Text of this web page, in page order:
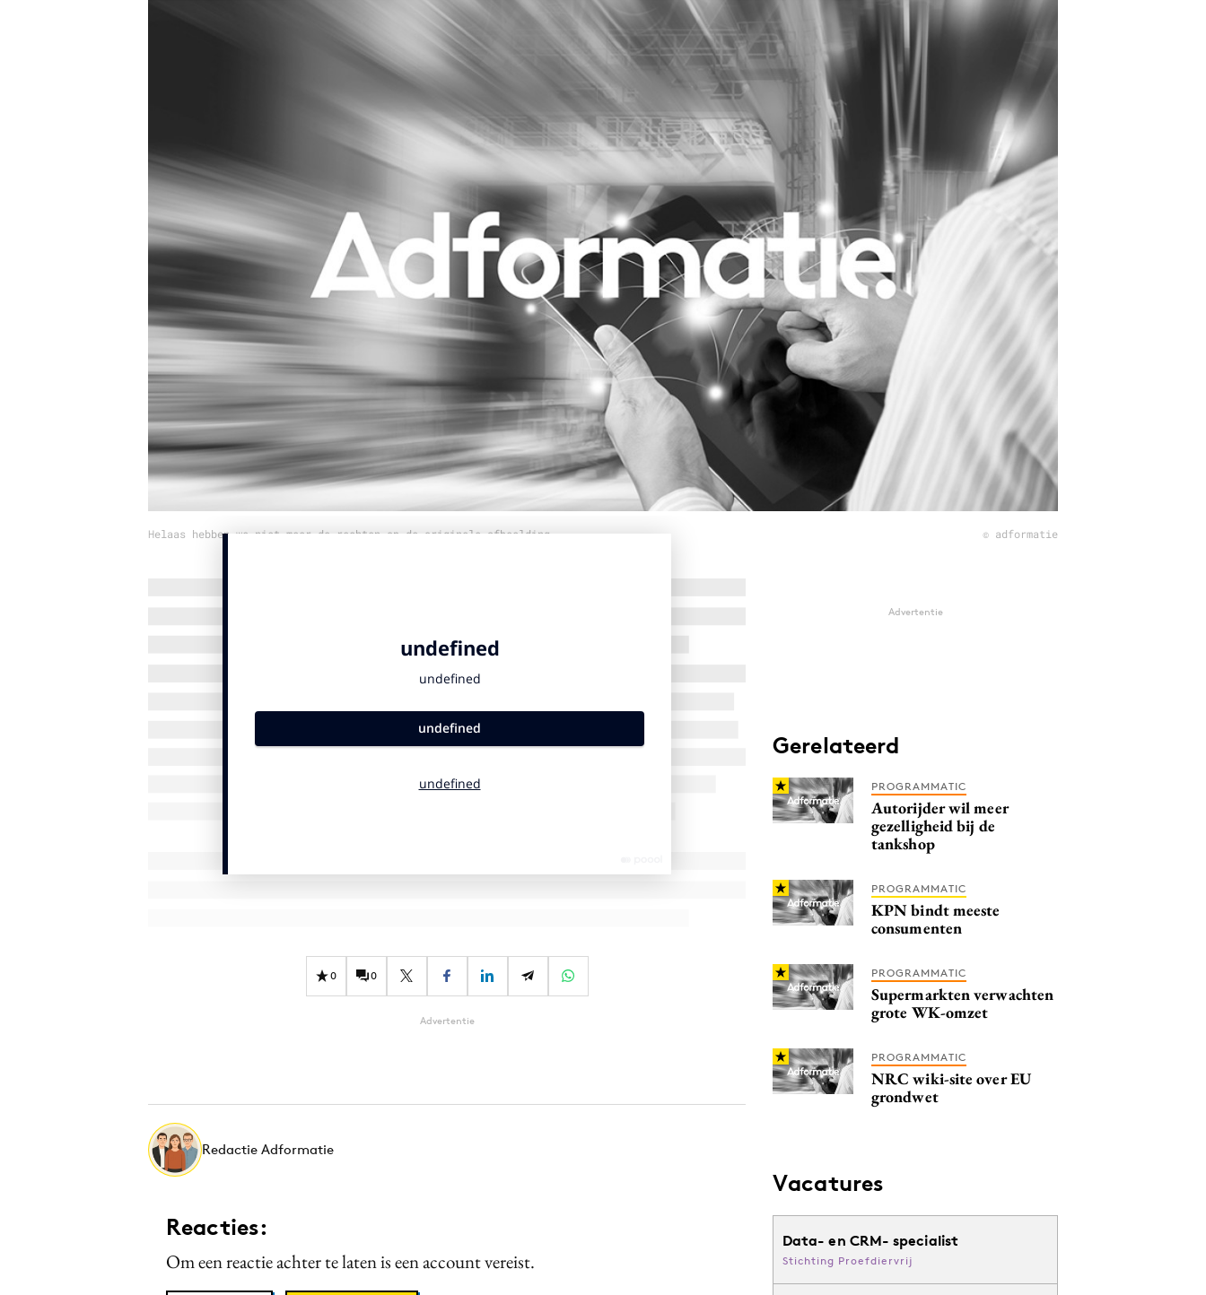
Influencer marketing
Interne communicatie
Purpose Marketing
Reputatie & crisis
Helaas hebben we niet meer de rechten op de originele afbeelding © adformatie
0 0
Advertentie
Redactie Adformatie
Reacties:
Om een reactie achter te laten is een account vereist.
Advertentie
Gerelateerd
PROGRAMMATIC
Autorijder wil meer
gezelligheid bij de
tankshop
PROGRAMMATIC
KPN bindt meeste
consumenten
PROGRAMMATIC
Supermarkten verwachten
grote WK-omzet
PROGRAMMATIC
NRC wiki-site over EU
grondwet
Vacatures
Data- en CRM- specialist
Stichting Proefdiervrij